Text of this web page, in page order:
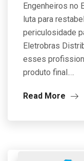
Engenheiros no
luta para
periculosidade
Eletrobras
esses
produto final.…
Read More